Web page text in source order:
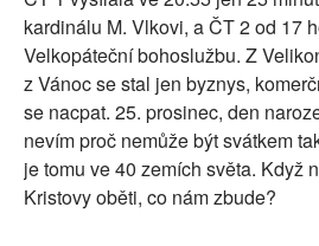
kardinálu M. Vlkovi, a ČT 2 od 17
Velkopáteční bohoslužbu. Z
z Vánoc se stal jen byznys,
se nacpat. 25. prosinec, den
nevím proč nemůže být svátkem
je tomu ve 40 zemích světa. Když
Kristovy oběti, co nám zbude?